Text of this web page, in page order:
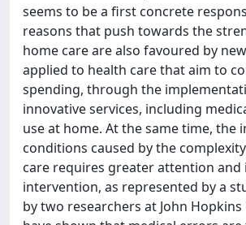
seems to be a first concrete
reasons that push towards the
home care are also favoured by
applied to health care that aim to
spending, through the
innovative services, including
use at home. At the same time, the
conditions caused by the
care requires greater attention and
intervention, as represented by a
by two researchers at John